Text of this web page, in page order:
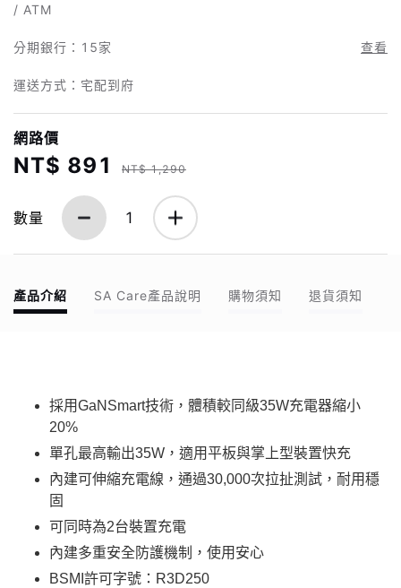
/ ATM
分期銀行： 15家 查看
運送方式：宅配到府
網路價
NT$ 891 NT$ 1,290
數量 1
產品介紹 SA Care產品說明 購物須知 退貨須知
採用GaNSmart技術，體積較同級35W充電器縮小
20%
單孔最高輸出35W，適用平板與掌上型裝置快充
內建可伸縮充電線，通過30,000次拉扯測試，耐用穩
固
可同時為2台裝置充電
內建多重安全防護機制，使用安心
BSMI許可字號：R3D250